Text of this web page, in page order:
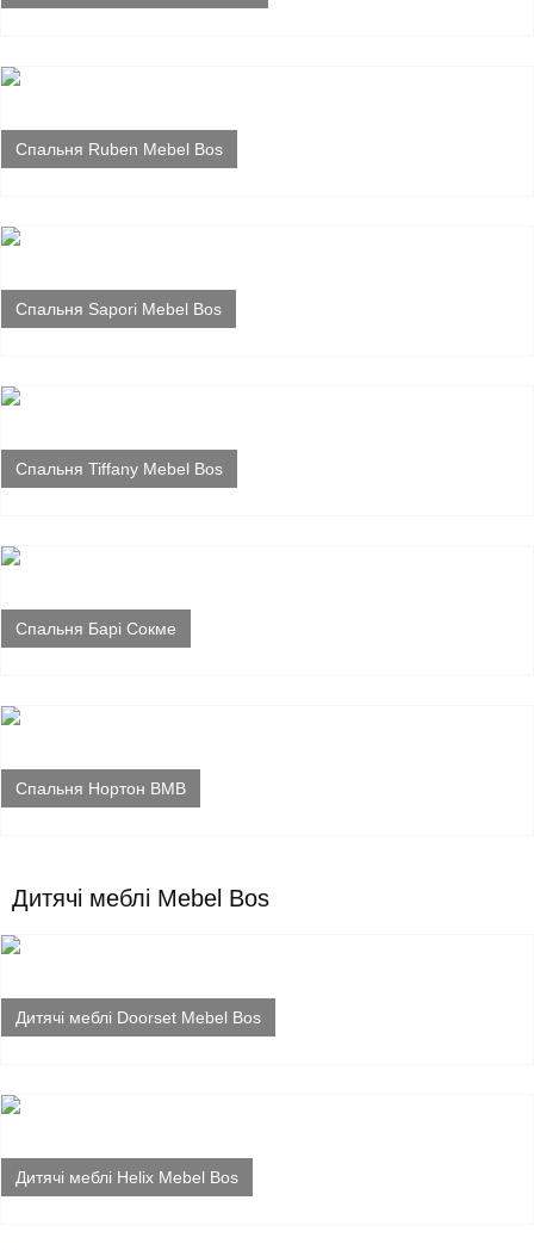
Спальня Ruben Mebel Bos
Спальня Sapori Mebel Bos
Спальня Tiffany Mebel Bos
Спальня Барі Сокме
Спальня Нортон ВМВ
Дитячі меблі Mebel Bos
Дитячі меблі Doorset Mebel Bos
Дитячі меблі Helix Mebel Bos